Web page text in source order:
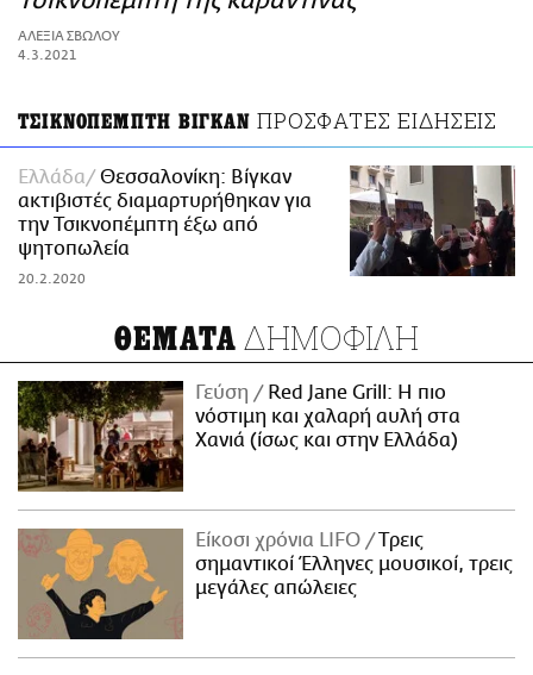
ΑΜΠΑ
PRINT
ΑΛΕΞΙΑ ΣΒΩΛΟΥ
4.3.2021
ΤΣΙΚΝΟΠΕΜΠΤΗ ΒΙΓΚΑΝ ΠΡΟΣΦΑΤΕΣ ΕΙΔΗΣΕΙΣ
Ελλάδα
Θεσσαλονίκη: Βίγκαν
ακτιβιστές διαμαρτυρήθηκαν για
την Τσικνοπέμπτη έξω από
ψητοπωλεία
20.2.2020
ΘΕΜΑΤΑ ΔΗΜΟΦΙΛΗ
Γεύση
Red Jane Grill: Η πιο
νόστιμη και χαλαρή αυλή στα
Χανιά (ίσως και στην Ελλάδα)
Είκοσι χρόνια LIFO
Tρεις
σημαντικοί Έλληνες μουσικοί, τρεις
μεγάλες απώλειες